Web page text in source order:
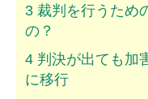
3 裁判を行うため
の？
4 判決が出ても加
に移行